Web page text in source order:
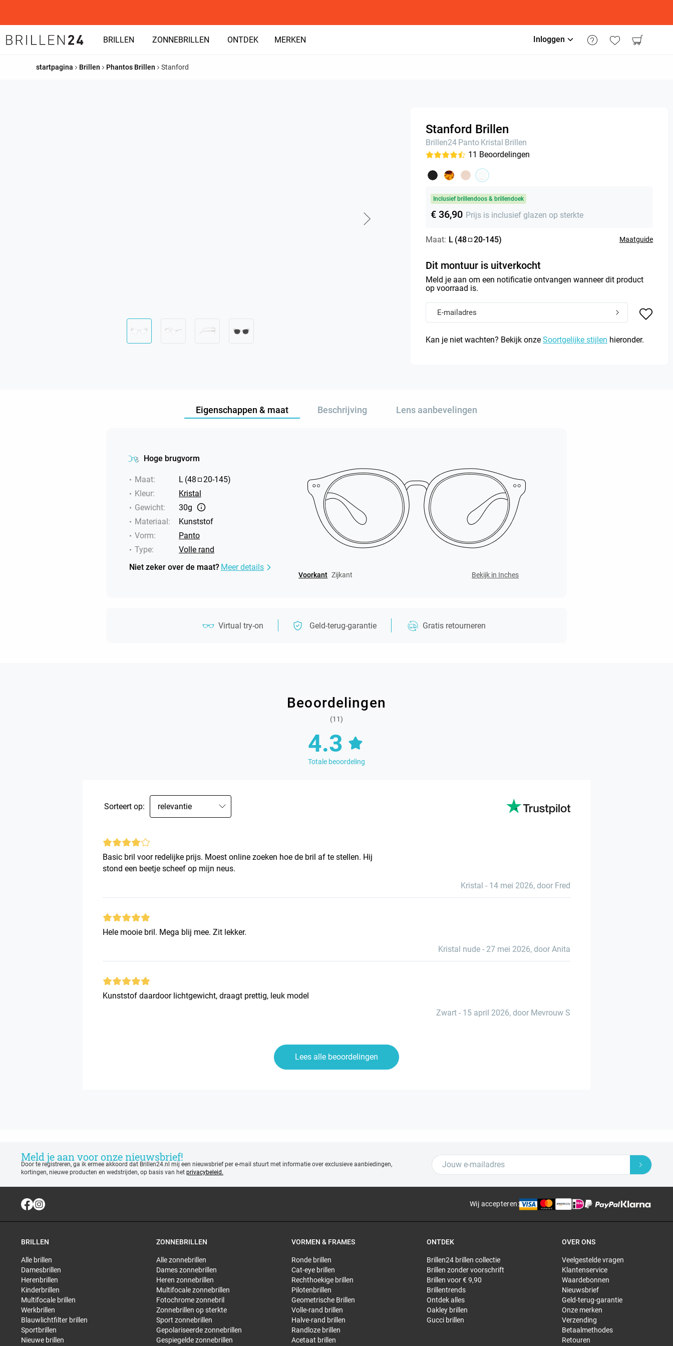
BRILLEN ZONNEBRILLEN ONTDEK MERKEN Inloggen
startpagina Brillen Phantos Brillen Stanford
Stanford Brillen
Brillen24 Panto Kristal Brillen
11 Beoordelingen
Inclusief brillendoos & brillendoek
€ 36,90 Prijs is inclusief glazen op sterkte
Maat: L (48 20-145) Maatguide
Dit montuur is uitverkocht
Meld je aan om een notificatie ontvangen wanneer dit product
op voorraad is.
Kan je niet wachten? Bekijk onze Soortgelijke stijlen hieronder.
Eigenschappen & maat Beschrijving Lens aanbevelingen
Hoge brugvorm
Maat: L (48 20-145)
Kleur:
Kristal
Gewicht:
30g
Materiaal:
Kunststof
Vorm:
Panto
Type:
Volle rand
Niet zeker over de maat? Meer details
Voorkant Zijkant Bekijk in Inches
Virtual try-on Geld-terug-garantie Gratis retourneren
Beoordelingen
(11)
4.3
Totale beoordeling
Sorteert op: relevantie
Basic bril voor redelijke prijs. Moest online zoeken hoe de bril af te stellen. Hij
stond een beetje scheef op mijn neus.
Kristal - 14 mei 2026, door Fred
Hele mooie bril. Mega blij mee. Zit lekker.
Kristal nude - 27 mei 2026, door Anita
Kunststof daardoor lichtgewicht, draagt prettig, leuk model
Zwart - 15 april 2026, door Mevrouw S
Lees alle beoordelingen
Meld je aan voor onze nieuwsbrief!
Door te registreren, ga ik ermee akkoord dat Brillen24.nl mij een nieuwsbrief per e-mail stuurt met informatie over exclusieve aanbiedingen,
kortingen, nieuwe producten en wedstrijden, op basis van het privacybeleid.
Wij accepteren:
BRILLEN
Alle brillen
Damesbrillen
Herenbrillen
Kinderbrillen
Multifocale brillen
Werkbrillen
Blauwlichtfilter brillen
Sportbrillen
Nieuwe brillen
ZONNEBRILLEN
Alle zonnebrillen
Dames zonnebrillen
Heren zonnebrillen
Multifocale zonnebrillen
Fotochrome zonnebril
Zonnebrillen op sterkte
Sport zonnebrillen
Gepolariseerde zonnebrillen
Gespiegelde zonnebrillen
VORMEN & FRAMES
Ronde brillen
Cat-eye brillen
Rechthoekige brillen
Pilotenbrillen
Geometrische Brillen
Volle-rand brillen
Halve-rand brillen
Randloze brillen
Acetaat brillen
ONTDEK
Brillen24 brillen collectie
Brillen zonder voorschrift
Brillen voor € 9,90
Brillentrends
Ontdek alles
Oakley brillen
Gucci brillen
OVER ONS
Veelgestelde vragen
Klantenservice
Waardebonnen
Nieuwsbrief
Geld-terug-garantie
Onze merken
Verzending
Betaalmethodes
Retouren